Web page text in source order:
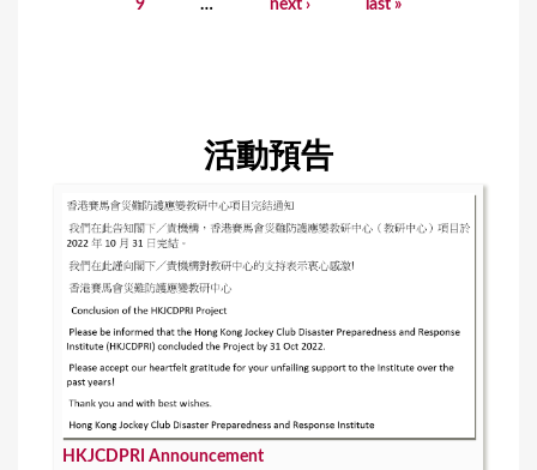
9
… next › last »
活動預告
HKJCDPRI Announcement